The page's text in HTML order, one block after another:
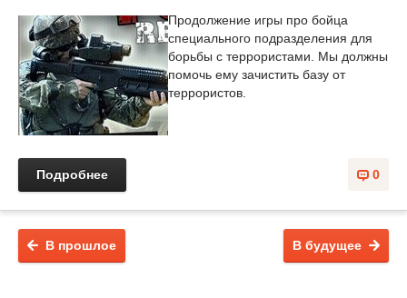
Продолжение игры про бойца
специального подразделения для
борьбы с террористами. Мы должны
помочь ему зачистить базу от
террористов.
0
Подробнее
В будущее
В прошлое